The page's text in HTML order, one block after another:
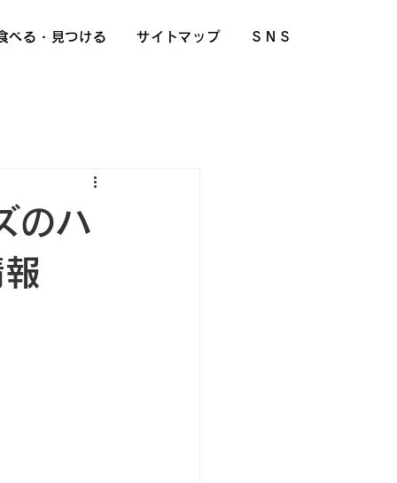
べる・見つける サイトマップ ＳＮＳ
のハ